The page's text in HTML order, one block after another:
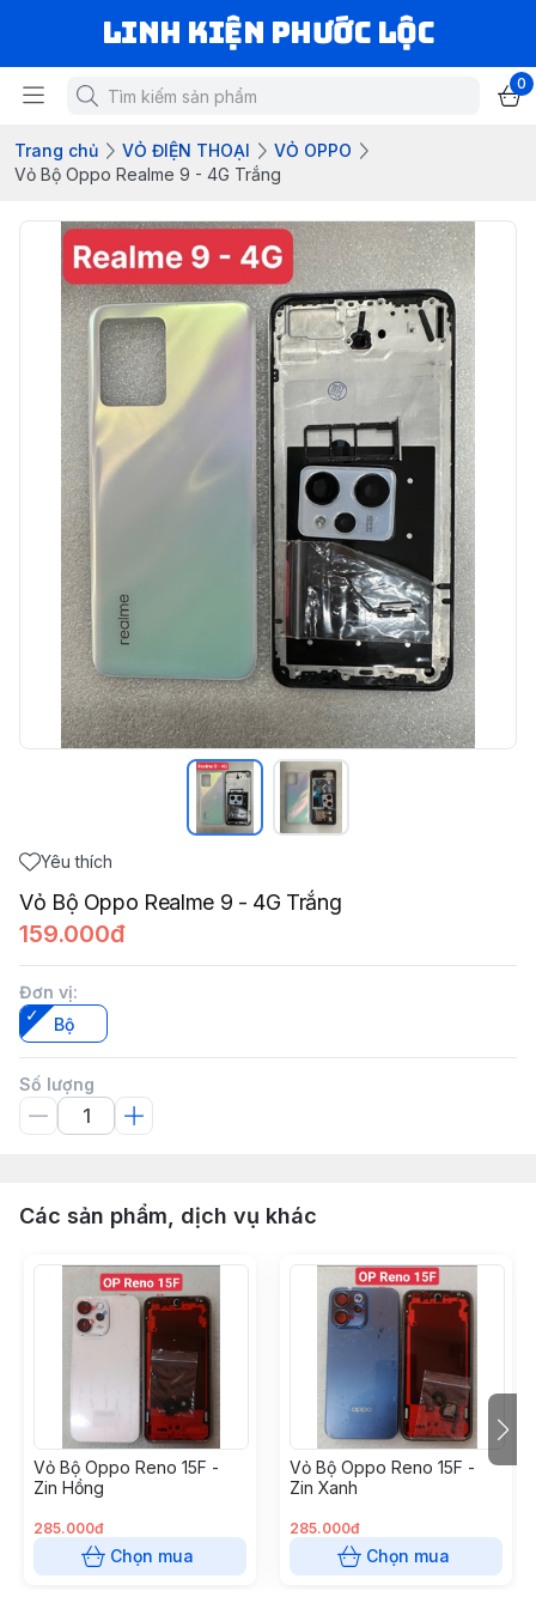
LINH KIỆN PHƯỚC LỘC
0
Trang chủ VỎ ĐIỆN THOẠI
VỎ OPPO
Vỏ Bộ Oppo Realme 9 - 4G Trắng
Yêu thích
Vỏ Bộ Oppo Realme 9 - 4G Trắng
159.000đ
Đơn vị:
Bộ
Số lượng
Các sản phẩm, dịch vụ khác
Vỏ Bộ Oppo Reno 15F -
Zin Hồng
285.000đ
Chọn mua
Vỏ Bộ Oppo Reno 15F -
Zin Xanh
285.000đ
Chọn mua